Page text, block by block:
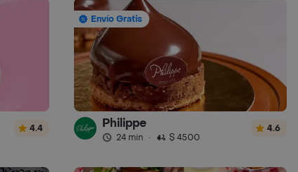
4.4
Envío Gratis
Philippe
24 min · $ 4500
4.6